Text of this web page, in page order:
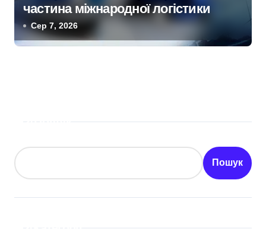
частина міжнародної логістики
Сер 7, 2026
Пошук